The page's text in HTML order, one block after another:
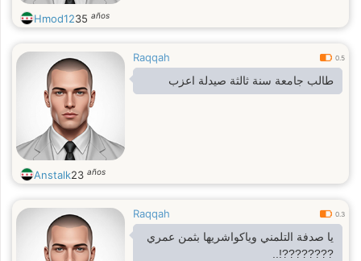
Hmod1235 años
Raqqah 0.5
طالب جامعة سنة ثالثة صيدلة اعزب
Anstalk23 años
Raqqah 0.3
يا صدفة التلمني وياكواشريها بثمن عمري
????????!..